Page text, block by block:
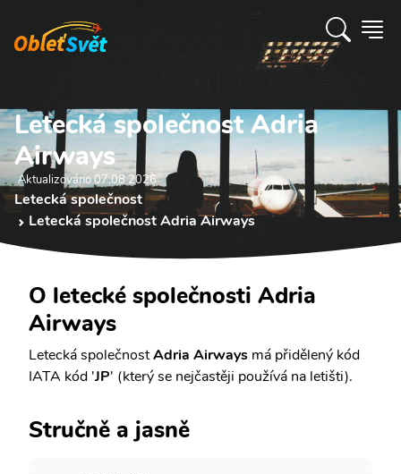
Letecká společnost Adria
Airways
Aktualizováno 07.08 2026
Letecká společnost
Letecká společnost Adria Airways
O letecké společnosti Adria
Airways
Letecká společnostAdria Airways má přidělený kód
IATA kód 'JP' (který se nejčastěji používá na letišti).
Stručně a jasně